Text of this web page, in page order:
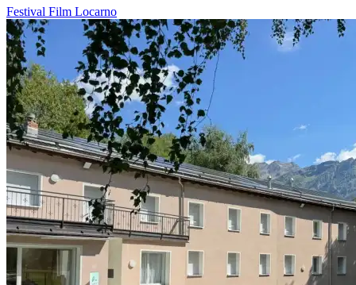
Festival Film Locarno